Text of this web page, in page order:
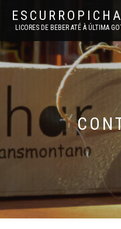
LICORES DE BEBER ATÉ À ÚLTIMA